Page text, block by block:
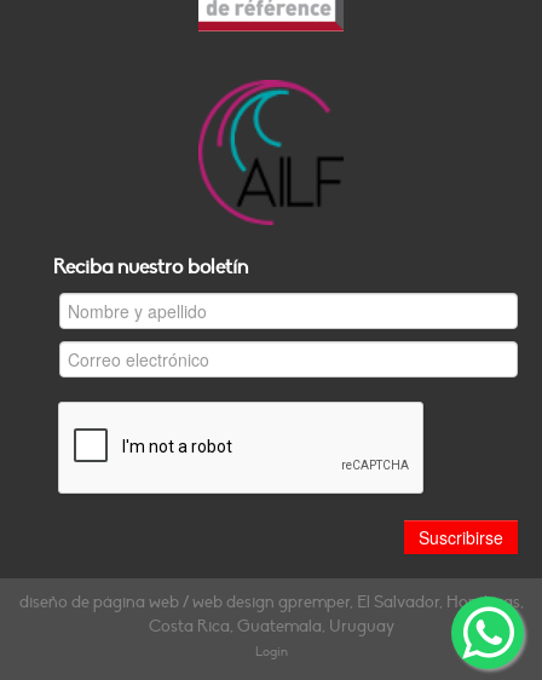
Reciba nuestro boletín
diseño de página web / web design gpremper, El Salvador, Honduras,
Costa Rica, Guatemala, Uruguay
Login